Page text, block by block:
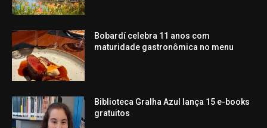
Bobardí celebra 11 anos com
maturidade gastronômica no menu
Biblioteca Gralha Azul lança 15 e-books
gratuitos